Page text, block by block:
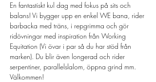
En fantastiskt kul dag med fokus på sits och
balans! Vi bygger upp en enkel WE bana, rider
barbacka med träns, i repgrimma och gör
ridövningar med inspiration från Working
Equitation (Vi övar i par så du har stöd från
marken). Du blir även longerad och rider
serpentiner, parallelslalom, öppna grind mm.
Välkommen!